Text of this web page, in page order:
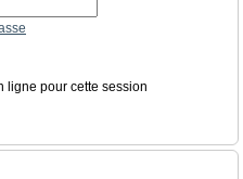
ligne pour cette session